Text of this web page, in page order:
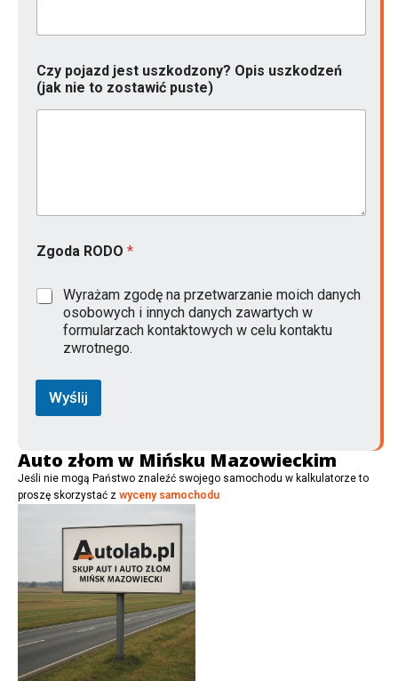
R
k
i
Czy pojazd jest uszkodzony? Opis uszkodzeń
(jak nie to zostawić puste)
Zgoda RODO *
Wyrażam zgodę na przetwarzanie moich danych
osobowych i innych danych zawartych w
formularzach kontaktowych w celu kontaktu
zwrotnego.
Wyślij
Auto złom w Mińsku Mazowieckim
Jeśli nie mogą Państwo znaleźć swojego samochodu w kalkulatorze to
proszę skorzystać z wyceny samochodu